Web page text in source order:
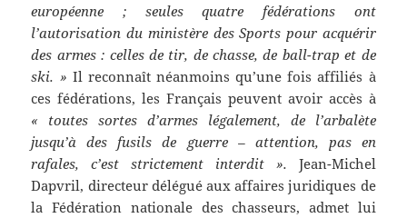
européenne ; seules quatre fédérations ont
l’autorisation du ministère des Sports pour acquérir
des armes : celles de tir, de chasse, de ball-trap et de
ski. » Il reconnaît néanmoins qu’une fois affiliés à
ces fédérations, les Français peuvent avoir accès à
« toutes sortes d’armes légalement, de l’arbalète
jusqu’à des fusils de guerre – attention, pas en
rafales, c’est strictement interdit ». Jean-Michel
Dapvril, directeur délégué aux affaires juridiques de
la Fédération nationale des chasseurs, admet lui